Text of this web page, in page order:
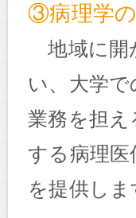
③病理学
地域に開
い、大学
業務を担
する病理医
を提供しま